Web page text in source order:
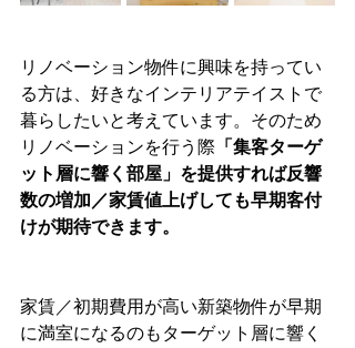
リノベーション物件に興味を持ってい
る方は、好きなインテリアテイストで
暮らしたいと考えています。そのため
リノベーションを行う際 「集客ターゲ
ット層に響く部屋」を提供すれば反響
数の増加／家賃値上げしても早期客付
けが期待できます。
家賃／初期費用が高い新築物件が早期
に満室になるのもターゲット層に響く